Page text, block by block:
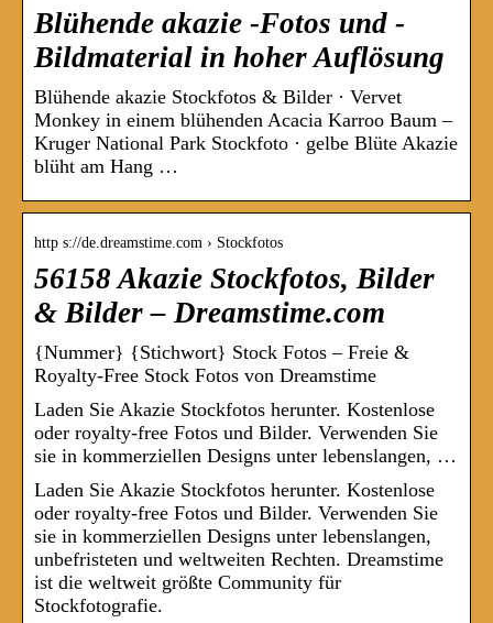
Blühende akazie -Fotos und -
Bildmaterial in hoher Auflösung
Blühende akazie Stockfotos & Bilder · Vervet
Monkey in einem blühenden Acacia Karroo Baum –
Kruger National Park Stockfoto · gelbe Blüte Akazie
blüht am Hang …
http s://de.dreamstime.com › Stockfotos
56158 Akazie Stockfotos, Bilder
& Bilder – Dreamstime.com
{Nummer} {Stichwort} Stock Fotos – Freie &
Royalty-Free Stock Fotos von Dreamstime
Laden Sie Akazie Stockfotos herunter. Kostenlose
oder royalty-free Fotos und Bilder. Verwenden Sie
sie in kommerziellen Designs unter lebenslangen, …
Laden Sie Akazie Stockfotos herunter. Kostenlose
oder royalty-free Fotos und Bilder. Verwenden Sie
sie in kommerziellen Designs unter lebenslangen,
unbefristeten und weltweiten Rechten. Dreamstime
ist die weltweit größte Community für
Stockfotografie.